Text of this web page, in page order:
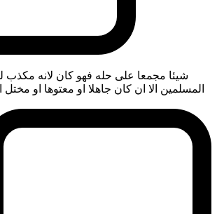
شيئا مجمعا على حله فهو كان لانه مكذب
المسلمين الا ان كان جاهلا او معتوها او مختل